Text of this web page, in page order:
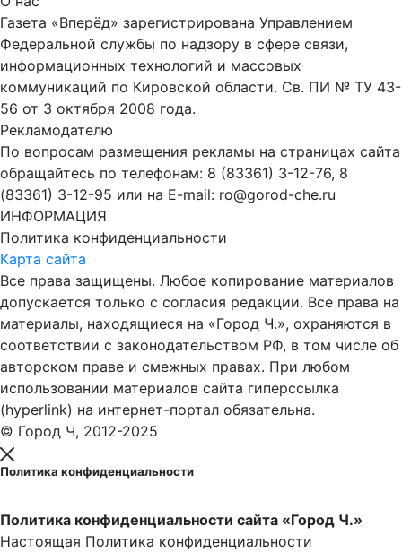
Газета «Вперёд» зарегистрирована Управлением
Федеральной службы по надзору в сфере связи,
информационных технологий и массовых
коммуникаций по Кировской области. Св. ПИ № ТУ 43-
56 от 3 октября 2008 года.
Рекламодателю
По вопросам размещения рекламы на страницах сайта
обращайтесь по телефонам: 8 (83361) 3-12-76, 8
(83361) 3-12-95 или на E-mail: ro@gorod-che.ru
ИНФОРМАЦИЯ
Политика конфиденциальности
Карта сайта
Все права защищены. Любое копирование материалов
допускается только с согласия редакции. Все права на
материалы, находящиеся на «Город Ч.», охраняются в
соответствии с законодательством РФ, в том числе об
авторском праве и смежных правах. При любом
использовании материалов сайта гиперссылка
(hyperlink) на интернет-портал обязательна.
© Город Ч, 2012-2025
Политика конфиденциальности
Политика конфиденциальности сайта «Город Ч.»
Настоящая Политика конфиденциальности